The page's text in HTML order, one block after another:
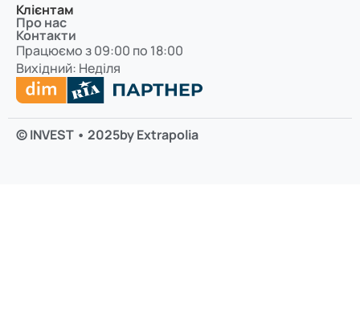
Клієнтам
Про нас
Контакти
Працюємо з 09:00 по 18:00
Вихідний: Неділя
© INVEST • 2025by Extrapolia